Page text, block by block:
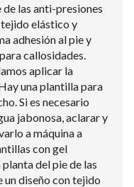
las anti-presiones
elástico y
adhesión al pie y
callosidades.
aplicar la
una plantilla para
Si es necesario
jabonosa, aclarar y
a máquina a
con gel
del pie de las
diseño con tejido